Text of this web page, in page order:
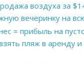
воздуха за
вечеринку на
= прибыль на
пляж в аренду и